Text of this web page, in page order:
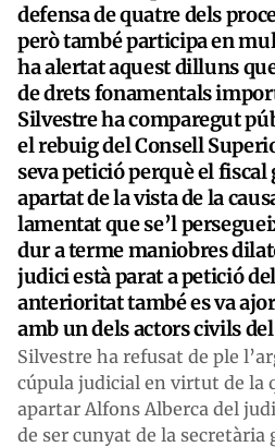
defensa de quatre dels
però també participa en
ha alertat aquest dilluns
de drets fonamentals
Silvestre ha comparegut
el rebuig del Consell
seva petició perquè el fiscal
apartat de la vista de la
lamentat que se’l
dur a terme maniobres
judici està parat a petició
anterioritat també es va
amb un dels actors civils del
Silvestre ha refusat de ple
cúpula judicial en virtut de la
apartar Alfons Alberca del
de ser cunyat de la secretària